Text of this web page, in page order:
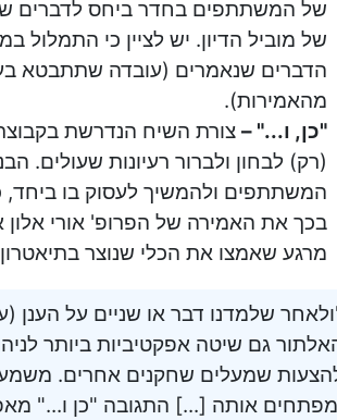
של המשתתפים בחדר ביחס לדברים
של מוביל הדיון. יש לציין כי התמלול
הדברים שנאמרים (עובדה שתתבטא
מהאמירות).
"כן, ו..." – צורת השיח הנדרשת
(רק) לבחון ולברור רעיונות שעולים.
המשתתפים ולהמשיך לעסוק בו
בכך את האמירה של הפרופ' אורי
מרגע שאמצו את הכלי שנוצר
שלמדנו דבר או שניים על הענן
גם שיטה אפקטיביות ביותר
שמעלים שחקנים אחרים.
אותה [...] התגובה "כן ו..."